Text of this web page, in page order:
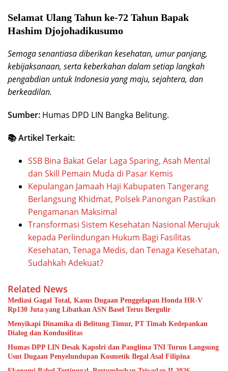
Selamat Ulang Tahun ke-72 Tahun Bapak
Hashim Djojohadikusumo
Semoga senantiasa diberikan kesehatan, umur panjang,
kebijaksanaan, serta keberkahan dalam setiap langkah
pengabdian untuk Indonesia yang maju, sejahtera, dan
berkeadilan.
Sumber: Humas DPD LIN Bangka Belitung.
📚 Artikel Terkait:
SSB Bina Bakat Gelar Laga Sparing, Asah Mental
dan Skill Pemain Muda di Pasar Kemis
Kepulangan Jamaah Haji Kabupaten Tangerang
Berlangsung Khidmat, Polsek Panongan Pastikan
Pengamanan Maksimal
Transformasi Sistem Kesehatan Nasional Merujuk
kepada Perlindungan Hukum Bagi Fasilitas
Kesehatan, Tenaga Medis, dan Tenaga Kesehatan,
Sudahkah Adekuat?
Related News
Mediasi Gagal Total, Kasus Dugaan Penggelapan Honda HR-V
Rp130 Juta yang Libatkan ASN Basel Terus Bergulir
Menyikapi Dinamika di Belitung Timur, PT Timah Kedepankan
Dialog dan Kondusifitas
Humas DPP LIN Desak Kapolri dan Panglima TNI Turun Langsung
Usut Dugaan Penyelundupan Kosmetik Ilegal Asal Filipina